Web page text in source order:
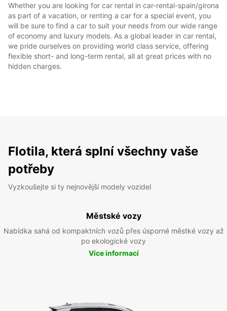
Whether you are looking for car rental in car-rental-spain/girona
as part of a vacation, or renting a car for a special event, you
will be sure to find a car to suit your needs from our wide range
of economy and luxury models. As a global leader in car rental,
we pride ourselves on providing world class service, offering
flexible short- and long-term rental, all at great prices with no
hidden charges.
Flotila, která splní všechny vaše
potřeby
Vyzkoušejte si ty nejnovější modely vozidel
Městské vozy
Nabídka sahá od kompaktních vozů přes úsporné městké vozy až
po ekologické vozy
Více informací